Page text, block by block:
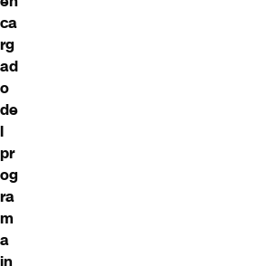
ca
rg
ad
o
de
l
pr
og
ra
m
a
in